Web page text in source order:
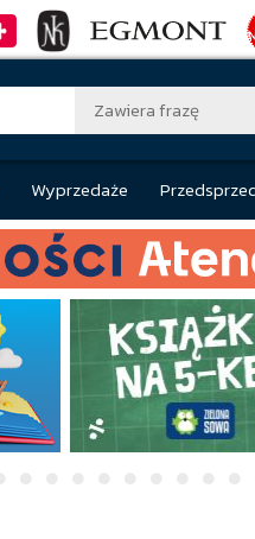
Zawiera frazę
Wyprzedaże